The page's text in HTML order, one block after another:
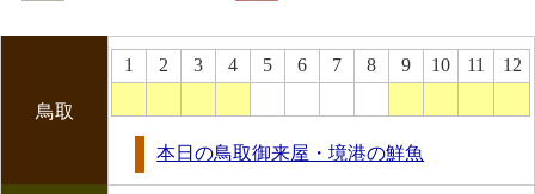
鳥取
1 2 3 4 5 6 7 8 9 10 11 12
本日の鳥取御来屋・境港の鮮魚